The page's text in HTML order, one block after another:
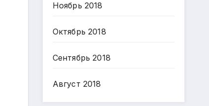
Ноябрь 2018
Октябрь 2018
Сентябрь 2018
Август 2018